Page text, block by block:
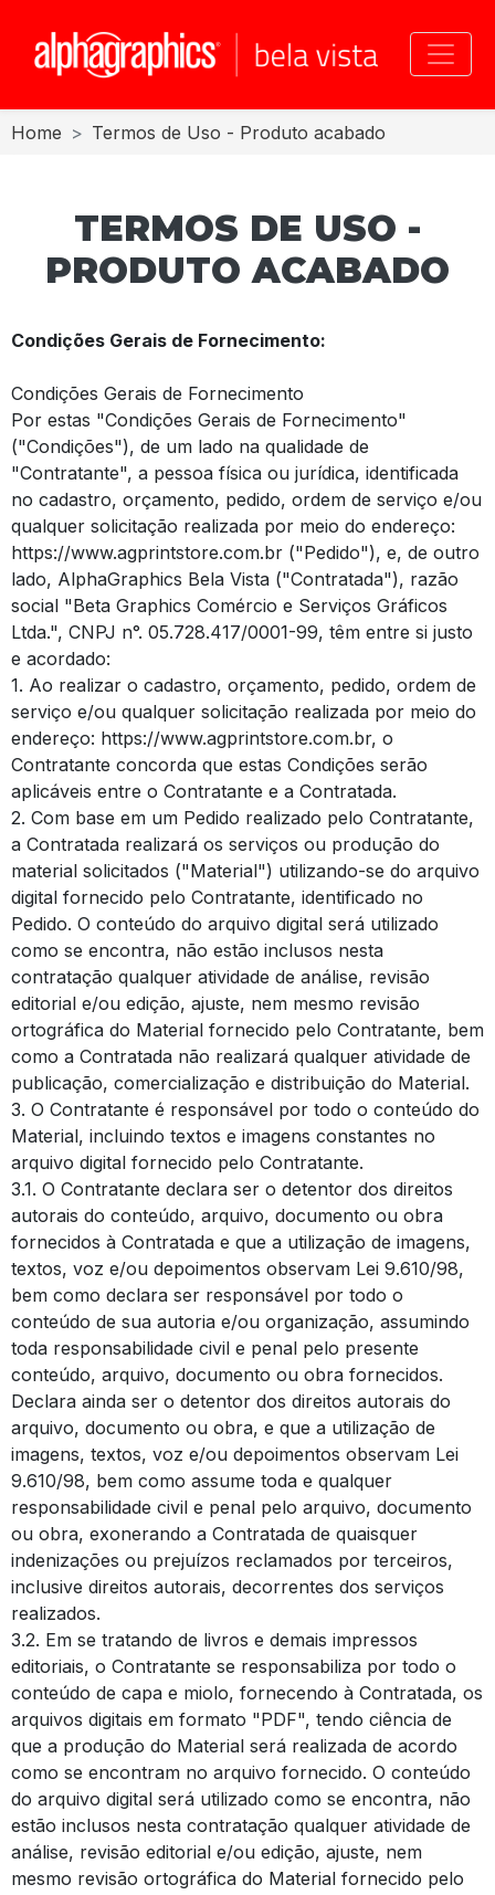
Home Termos de Uso - Produto acabado
TERMOS DE USO -
PRODUTO ACABADO
Condições Gerais de Fornecimento:
Condições Gerais de Fornecimento
Por estas "Condições Gerais de Fornecimento"
("Condições"), de um lado na qualidade de
"Contratante", a pessoa física ou jurídica, identificada
no cadastro, orçamento, pedido, ordem de serviço e/ou
qualquer solicitação realizada por meio do endereço:
https://www.agprintstore.com.br ("Pedido"), e, de outro
lado, AlphaGraphics Bela Vista ("Contratada"), razão
social "Beta Graphics Comércio e Serviços Gráficos
Ltda.", CNPJ n°. 05.728.417/0001-99, têm entre si justo
e acordado:
1. Ao realizar o cadastro, orçamento, pedido, ordem de
serviço e/ou qualquer solicitação realizada por meio do
endereço: https://www.agprintstore.com.br, o
Contratante concorda que estas Condições serão
aplicáveis entre o Contratante e a Contratada.
2. Com base em um Pedido realizado pelo Contratante,
a Contratada realizará os serviços ou produção do
material solicitados ("Material") utilizando-se do arquivo
digital fornecido pelo Contratante, identificado no
Pedido. O conteúdo do arquivo digital será utilizado
como se encontra, não estão inclusos nesta
contratação qualquer atividade de análise, revisão
editorial e/ou edição, ajuste, nem mesmo revisão
ortográfica do Material fornecido pelo Contratante, bem
como a Contratada não realizará qualquer atividade de
publicação, comercialização e distribuição do Material.
3. O Contratante é responsável por todo o conteúdo do
Material, incluindo textos e imagens constantes no
arquivo digital fornecido pelo Contratante.
3.1. O Contratante declara ser o detentor dos direitos
autorais do conteúdo, arquivo, documento ou obra
fornecidos à Contratada e que a utilização de imagens,
textos, voz e/ou depoimentos observam Lei 9.610/98,
bem como declara ser responsável por todo o
conteúdo de sua autoria e/ou organização, assumindo
toda responsabilidade civil e penal pelo presente
conteúdo, arquivo, documento ou obra fornecidos.
Declara ainda ser o detentor dos direitos autorais do
arquivo, documento ou obra, e que a utilização de
imagens, textos, voz e/ou depoimentos observam Lei
9.610/98, bem como assume toda e qualquer
responsabilidade civil e penal pelo arquivo, documento
ou obra, exonerando a Contratada de quaisquer
indenizações ou prejuízos reclamados por terceiros,
inclusive direitos autorais, decorrentes dos serviços
realizados.
3.2. Em se tratando de livros e demais impressos
editoriais, o Contratante se responsabiliza por todo o
conteúdo de capa e miolo, fornecendo à Contratada, os
arquivos digitais em formato "PDF", tendo ciência de
que a produção do Material será realizada de acordo
como se encontram no arquivo fornecido. O conteúdo
do arquivo digital será utilizado como se encontra, não
estão inclusos nesta contratação qualquer atividade de
análise, revisão editorial e/ou edição, ajuste, nem
mesmo revisão ortográfica do Material fornecido pelo